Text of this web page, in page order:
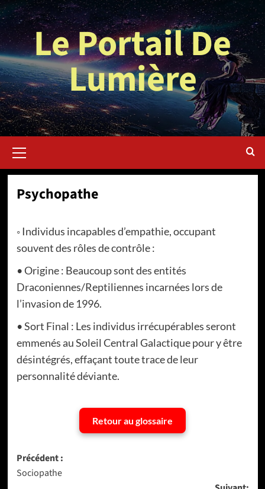
Aller
au
contenuLe Portail De
Lumière
principal
Psychopathe
◦ Individus incapables d’empathie, occupant
souvent des rôles de contrôle :
• Origine : Beaucoup sont des entités
Draconiennes/Reptiliennes incarnées lors de
l’invasion de 1996.
• Sort Final : Les individus irrécupérables seront
emmenés au Soleil Central Galactique pour y être
désintégrés, effaçant toute trace de leur
personnalité déviante.
Retour au glossaire
Navigation
d’article
Précédent :
Sociopathe